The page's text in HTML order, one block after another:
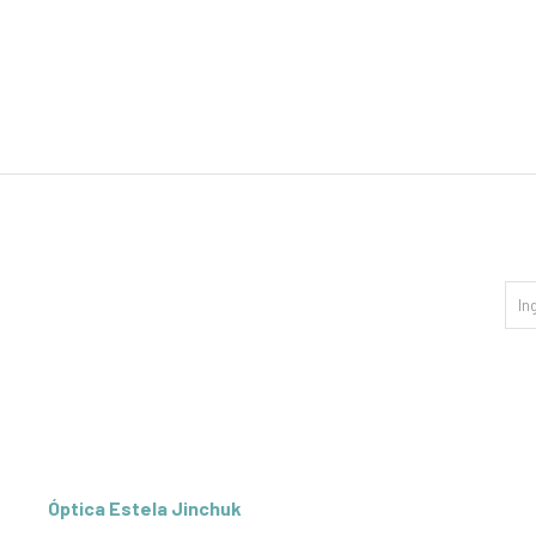
Óptica Estela Jinchuk